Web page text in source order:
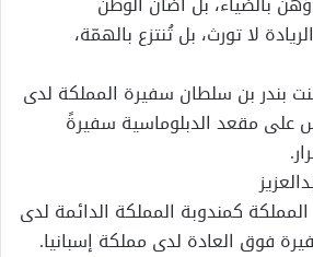
لا تورث، بل تُنتزع بالهمّة،
بندر بن سلطان سفيرة المملكة لدى
على مقعد الدبلوماسية سفيرةً
كمندوبة المملكة الدائمة لدى
فوق العادة لدى مملكة إسبانيا.